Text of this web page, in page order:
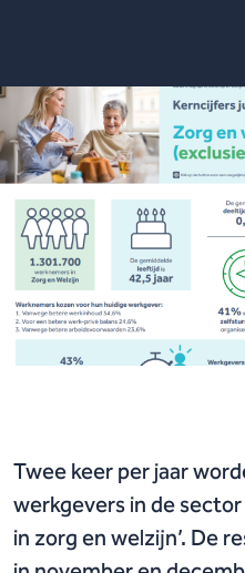
Twee keer per jaar
werkgevers in de
in zorg en welzijn’. De